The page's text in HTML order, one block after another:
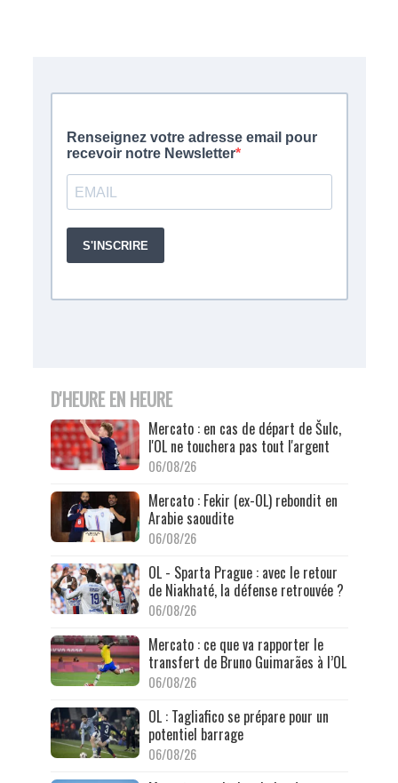
D'HEURE EN HEURE
Mercato : en cas de départ de Šulc,
l'OL ne touchera pas tout l'argent
06/08/26
Mercato : Fekir (ex-OL) rebondit en
Arabie saoudite
06/08/26
OL - Sparta Prague : avec le retour
de Niakhaté, la défense retrouvée ?
06/08/26
Mercato : ce que va rapporter le
transfert de Bruno Guimarães à l’OL
06/08/26
OL : Tagliafico se prépare pour un
potentiel barrage
06/08/26